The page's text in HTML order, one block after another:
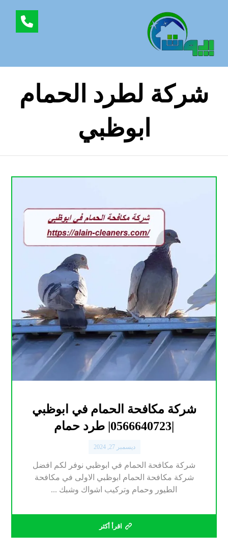
شركة لطرد الحمام
ابوظبي
شركة مكافحة الحمام في ابوظبي
ديسمبر 27, 2024
شركة مكافحة الحمام في ابوظبي نوفر لكم افضل
شركة مكافحة الحمام ابوظبي الاولى في مكافحة
الطيور وحمام وتركيب اشواك وشبك ...
اقرأ أكثر